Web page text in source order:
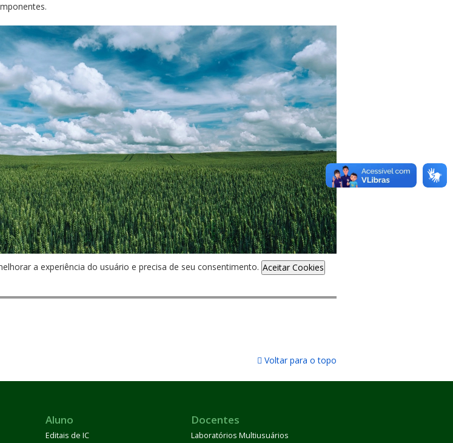
a experiência do usuário e precisa de seu consentimento. Aceitar Cookies
Voltar para o topo
Aluno
Editais de IC
Docentes
Laboratórios Multiusuários